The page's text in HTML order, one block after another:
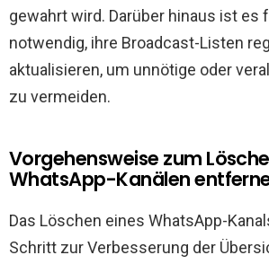
gewahrt wird. Darüber hinaus ist es
notwendig, ihre Broadcast-Listen
aktualisieren, um unnötige oder
zu vermeiden.
Vorgehensweise zum
WhatsApp-Kanälen
Das Löschen eines WhatsApp-
Schritt zur Verbesserung der